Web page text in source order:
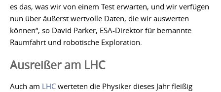
es das, was wir von einem Test erwarten, und wir verfügen
nun über äußerst wertvolle Daten, die wir auswerten
können“, so David Parker, ESA-Direktor für bemannte
Raumfahrt und robotische Exploration.
Ausreißer am LHC
Auch am LHC werteten die Physiker dieses Jahr fleißig